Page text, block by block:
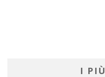
I